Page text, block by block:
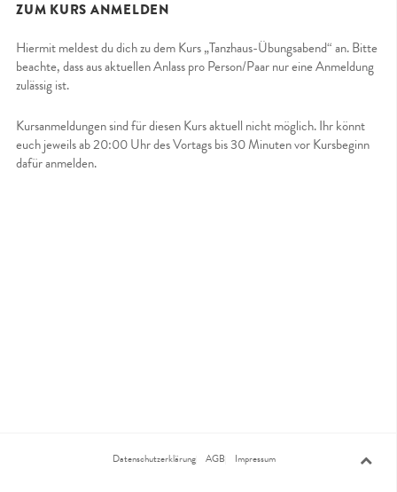
ZUM KURS ANMELDEN
Hiermit meldest du dich zu dem Kurs „Tanzhaus-Übungsabend“ an. Bitte
beachte, dass aus aktuellen Anlass pro Person/Paar nur eine Anmeldung
zulässig ist.
Kursanmeldungen sind für diesen Kurs aktuell nicht möglich. Ihr könnt
euch jeweils ab 20:00 Uhr des Vortags bis 30 Minuten vor Kursbeginn
dafür anmelden.
Datenschutzerklärung AGB Impressum